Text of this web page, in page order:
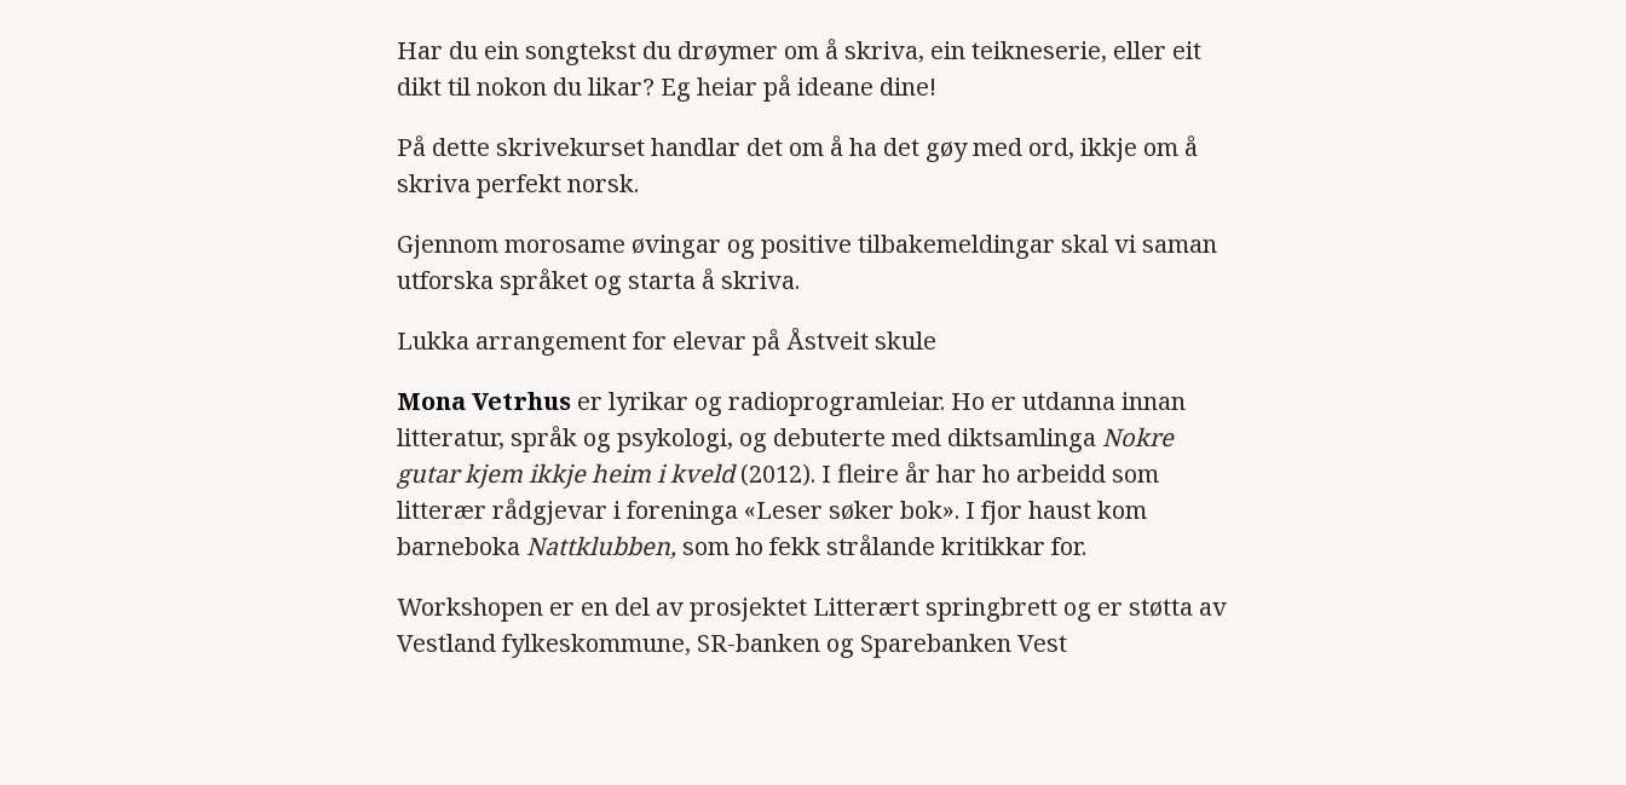
Har du ein songtekst du drøymer om å skriva, ein teikneserie, eller eit
dikt til nokon du likar? Eg heiar på ideane dine!
På dette skrivekurset handlar det om å ha det gøy med ord, ikkje om å
skriva perfekt norsk.
Gjennom morosame øvingar og positive tilbakemeldingar skal vi saman
utforska språket og starta å skriva.
Lukka arrangement for elevar på Åstveit skule
Mona Vetrhus er lyrikar og radioprogramleiar. Ho er utdanna innan
litteratur, språk og psykologi, og debuterte med diktsamlinga Nokre
gutar kjem ikkje heim i kveld(2012). I fleire år har ho arbeidd som
litterær rådgjevar i foreninga «Leser søker bok». I fjor haust kom
barneboka Nattklubben, som ho fekk strålande kritikkar for.
Workshopen er en del av prosjektet Litterært springbrett og er støtta av
Vestland fylkeskommune, SR-banken og Sparebanken Vest